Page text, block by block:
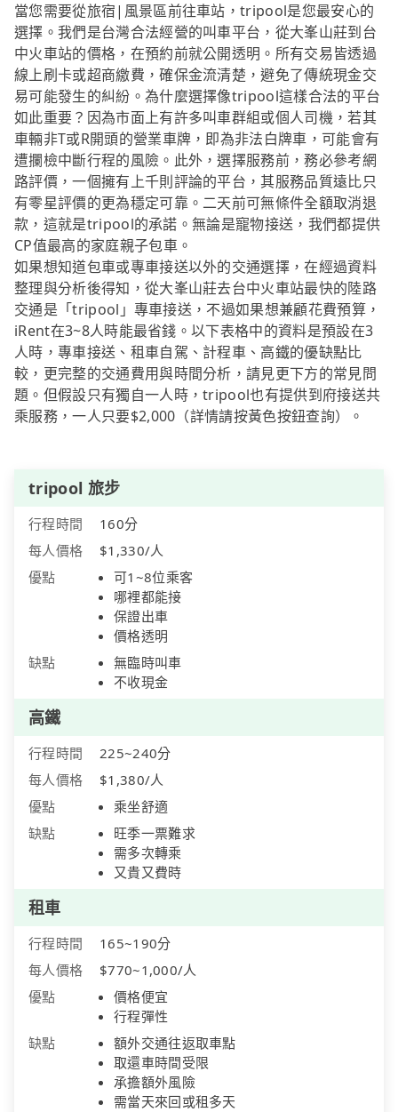
當您需要從旅宿|風景區前往車站，tripool是您最安心的
選擇。我們是台灣合法經營的叫車平台，從大峯山莊到台
中火車站的價格，在預約前就公開透明。所有交易皆透過
線上刷卡或超商繳費，確保金流清楚，避免了傳統現金交
易可能發生的糾紛。為什麼選擇像tripool這樣合法的平台
如此重要？因為市面上有許多叫車群組或個人司機，若其
車輛非T或R開頭的營業車牌，即為非法白牌車，可能會有
遭攔檢中斷行程的風險。此外，選擇服務前，務必參考網
路評價，一個擁有上千則評論的平台，其服務品質遠比只
有零星評價的更為穩定可靠。二天前可無條件全額取消退
款，這就是tripool的承諾。無論是寵物接送，我們都提供
CP值最高的家庭親子包車。
如果想知道包車或專車接送以外的交通選擇，在經過資料
整理與分析後得知，從大峯山莊去台中火車站最快的陸路
交通是「tripool」專車接送，不過如果想兼顧花費預算，
iRent在3~8人時能最省錢。以下表格中的資料是預設在3
人時，專車接送、租車自駕、計程車、高鐵的優缺點比
較，更完整的交通費用與時間分析，請見更下方的常見問
題。但假設只有獨自一人時，tripool也有提供到府接送共
乘服務，一人只要$2,000（詳情請按黃色按鈕查詢）。
tripool 旅步
行程時間
160分
每人價格
$1,330/人
優點
可1~8位乘客
哪裡都能接
保證出車
價格透明
缺點
無臨時叫車
不收現金
高鐵
行程時間
225~240分
每人價格
$1,380/人
優點
乘坐舒適
缺點
旺季一票難求
需多次轉乘
又貴又費時
租車
行程時間
165~190分
每人價格
$770~1,000/人
優點
價格便宜
行程彈性
缺點
額外交通往返取車點
取還車時間受限
承擔額外風險
需當天來回或租多天